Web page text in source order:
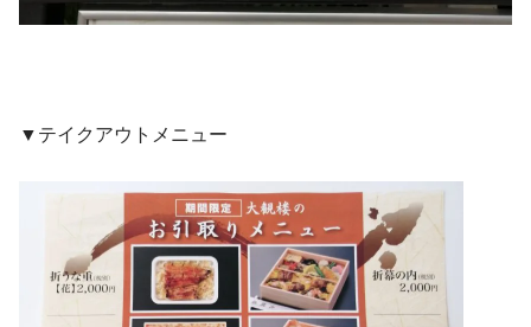
▼テイクアウトメニュー